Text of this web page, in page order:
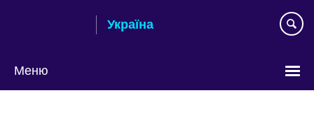
Україна
Меню